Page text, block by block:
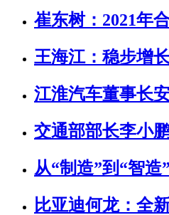
崔东树：2021年
王海江：稳步增
江淮汽车董事长
交通部部长李小
从“制造”到“智造
比亚迪何龙：全